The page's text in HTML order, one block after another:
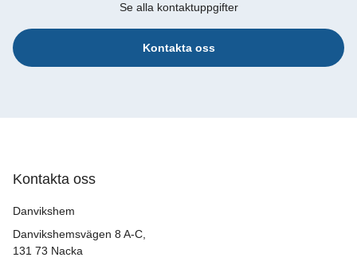
Se alla kontaktuppgifter
Kontakta oss
Kontakta oss
Danvikshem
Danvikshemsvägen 8 A-C,
131 73 Nacka